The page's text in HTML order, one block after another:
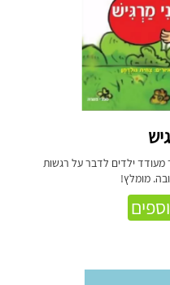
ילדים לדבר על רגשות
מומלץ!